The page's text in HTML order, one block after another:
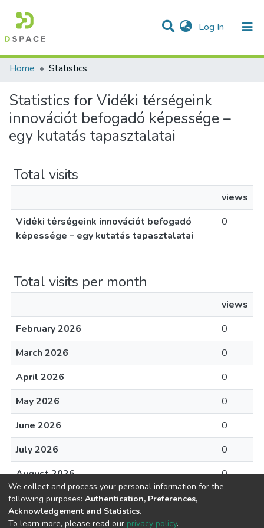
Log In (current)
Communities & Collections
All of DSpace
Home
Statistics
Statistics for Vidéki térségeink
innovációt befogadó képessége –
egy kutatás tapasztalatai
Total visits
views
Vidéki térségeink innovációt befogadó
képessége – egy kutatás tapasztalatai
0
Total visits per month
views
February 2026
0
March 2026
0
April 2026
0
May 2026
0
June 2026
0
July 2026
0
August 2026
0
We collect and process your personal information for the
following purposes: Authentication, Preferences,
Acknowledgement and Statistics.
To learn more, please read our privacy policy.